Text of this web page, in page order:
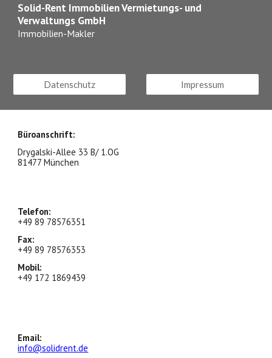
Solid-Rent Immobilien Vermietungs- und
Verwaltungs GmbH
Immobilien-Makler
Datenschutz Impressum
Büroanschrift:
Drygalski-Allee 33 B/ 1.OG
81477 München
Telefon:
+49 89 78576351
Fax:
+49 89 78576353
Mobil:
+49 172 1869439
Email:
info@solidrent.de